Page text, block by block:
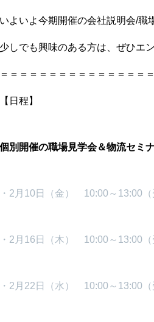
いよいよ今期開催の会社説明会/職
少しでも興味のある方は、ぜひエ
＝＝＝＝＝＝＝＝＝＝＝＝＝＝＝
【日程】
個別開催の職場見学会＆物流セミ
・2月10日（金） 10:00～13:00（
・2月16日（木） 10:00～13:00（
・2月22日（水） 10:00～13:00（